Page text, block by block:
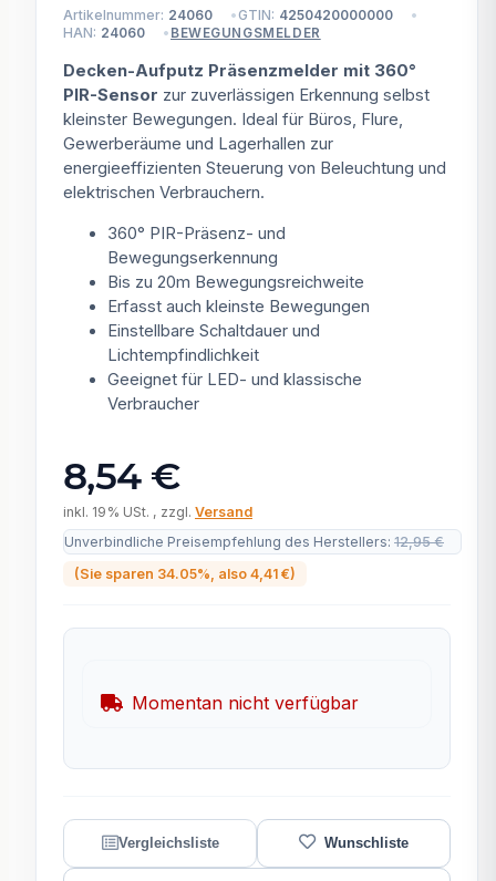
Artikelnummer: 24060 GTIN: 4250420000000
HAN: 24060 BEWEGUNGSMELDER
Decken-Aufputz Präsenzmelder mit 360°
PIR-Sensor zur zuverlässigen Erkennung selbst
kleinster Bewegungen. Ideal für Büros, Flure,
Gewerberäume und Lagerhallen zur
energieeffizienten Steuerung von Beleuchtung und
elektrischen Verbrauchern.
360° PIR-Präsenz- und
Bewegungserkennung
Bis zu 20m Bewegungsreichweite
Erfasst auch kleinste Bewegungen
Einstellbare Schaltdauer und
Lichtempfindlichkeit
Geeignet für LED- und klassische
Verbraucher
8,54 €
inkl. 19% USt. , zzgl. Versand
Unverbindliche Preisempfehlung des Herstellers: 12,95 €
(Sie sparen 34.05% , also 4,41 €)
Momentan nicht verfügbar